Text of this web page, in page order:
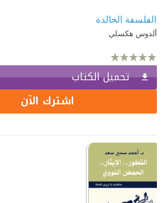
الفلسفة الخالدة
ألدوس هكسلي
تحميل الكتاب
اشترك الآن